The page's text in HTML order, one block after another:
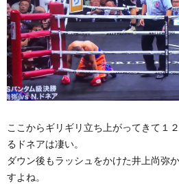
ここからギリギリ立ち上がってきて１
るドネアは凄い。
ダウン後もラッシュをかけた井上尚弥
すよね。